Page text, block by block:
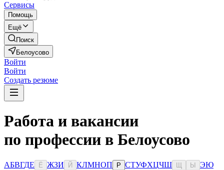
Сервисы
Помощь
Ещё
Поиск
Белоусово
Войти
Войти
Создать резюме
Работа и вакансии
по профессии в Белоусово
АБВГДЕ Ё ЖЗИ Й КЛМНОП Р СТУФХЦЧШ Ы ЭЮ